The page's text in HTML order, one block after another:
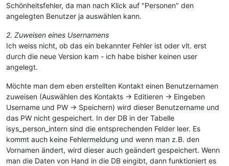
Schönheitsfehler, da man nach Klick auf "Personen" den
angelegten Benutzer ja auswählen kann.
2. Zuweisen eines Usernamens
Ich weiss nicht, ob das ein bekannter Fehler ist oder vlt. erst
durch die neue Version kam - ich habe bisher keinen user
angelegt.
Möchte man dem eben erstellten Kontakt einen Benutzernamen
zuweisen (Auswählen des Kontakts -> Editieren -> Eingeben
Username und PW -> Speichern) wird dieser Benutzername und
das PW nicht gespeichert. In der DB in der Tabelle
isys_person_intern sind die entsprechenden Felder leer. Es
kommt auch keine Fehlermeldung und wenn man z.B. den
Vornamen ändert, wird dieser auch geändert gespeichert. Wenn
man die Daten von Hand in die DB eingibt, dann funktioniert es